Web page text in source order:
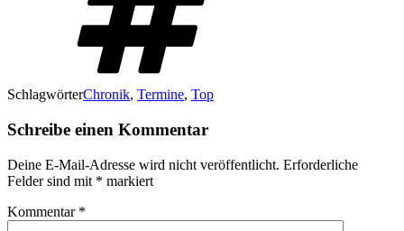
SchlagwörterChronik, Termine, Top
Schreibe einen Kommentar
Deine E-Mail-Adresse wird nicht veröffentlicht. Erforderliche
Felder sind mit * markiert
Kommentar *